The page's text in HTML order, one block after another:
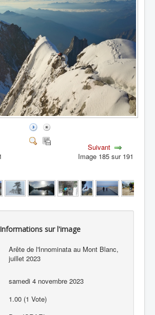
Suivant
Image 185 sur 191
Informations sur l'image
Arête de l'Innominata au Mont Blanc,
juillet 2023
samedi 4 novembre 2023
1.00 (1 Vote)